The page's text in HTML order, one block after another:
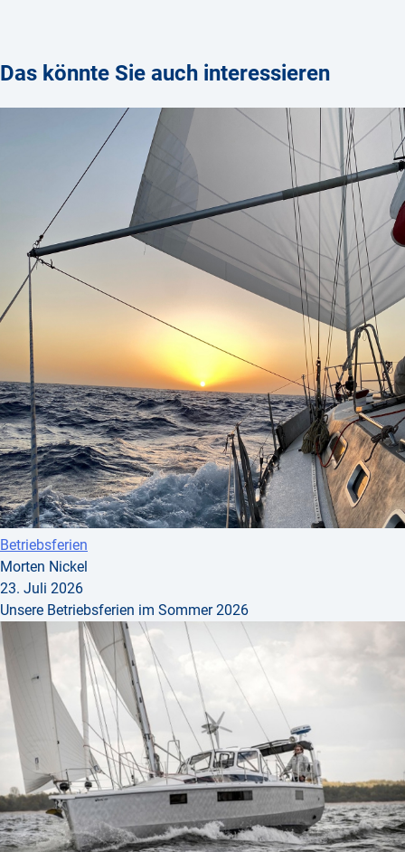
Das könnte Sie auch interessieren
Betriebsferien
Morten Nickel
23. Juli 2026
Unsere Betriebsferien im Sommer 2026